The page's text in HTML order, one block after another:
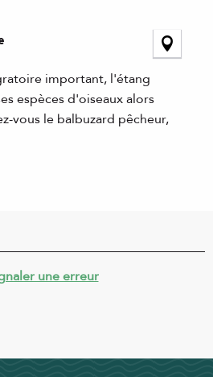
important, l'étang
espèces d'oiseaux alors
vous le balbuzard pêcheur,
une erreur